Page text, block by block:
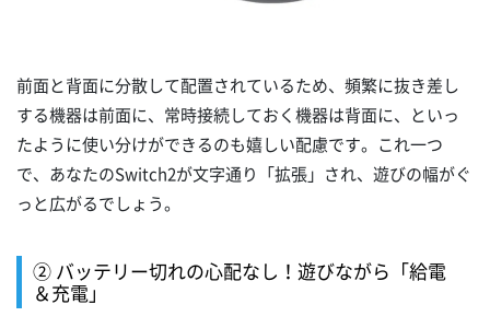
前面と背面に分散して配置されているため、頻繁に抜き差し
する機器は前面に、常時接続しておく機器は背面に、といっ
たように使い分けができるのも嬉しい配慮です。これ一つ
で、あなたのSwitch2が文字通り「拡張」され、遊びの幅がぐ
っと広がるでしょう。
② バッテリー切れの心配なし！遊びながら「給電
＆充電」